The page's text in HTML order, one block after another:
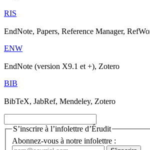
RIS
EndNote, Papers, Reference Manager,
ENW
EndNote (version X9.1 et +), Zotero
BIB
BibTeX, JabRef, Mendeley, Zotero
S’inscrire à l’infolettre d’Érudit
Abonnez-vous à notre infolettre :